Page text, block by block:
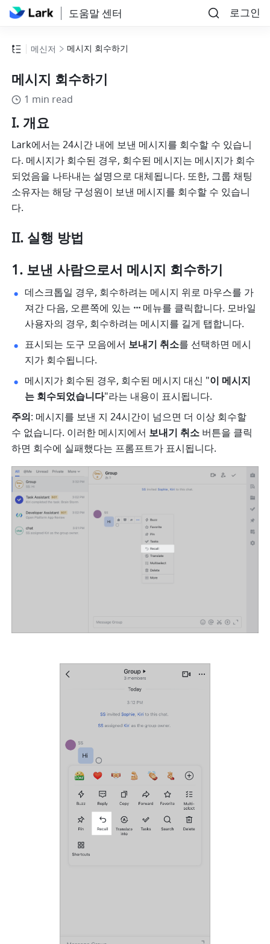
도움말 센터 로그인
메신저 메시지 회수하기
메시지 회수하기
1 min read
I. 개요
Lark에서는 24시간 내에 보낸 메시지를 회수할 수 있습니
다. 메시지가 회수된 경우, 회수된 메시지는 메시지가 회수
되었음을 나타내는 설명으로 대체됩니다. 또한, 그룹 채팅
소유자는 해당 구성원이 보낸 메시지를 회수할 수 있습니
다.
II. 실행 방법
보낸 사람으로서 메시지 회수하기
데스크톱일 경우, 회수하려는 메시지 위로 마우스를 가
져간 다음, 오른쪽에 있는 ··· 메뉴를 클릭합니다. 모바일
사용자의 경우, 회수하려는 메시지를 길게 탭합니다.
표시되는 도구 모음에서 보내기 취소를 선택하면 메시
지가 회수됩니다.
메시지가 회수된 경우, 회수된 메시지 대신 "이 메시지
는 회수되었습니다"라는 내용이 표시됩니다.
주의: 메시지를 보낸 지 24시간이 넘으면 더 이상 회수할
수 없습니다. 이러한 메시지에서 보내기 취소 버튼을 클릭
하면 회수에 실패했다는 프롬프트가 표시됩니다.